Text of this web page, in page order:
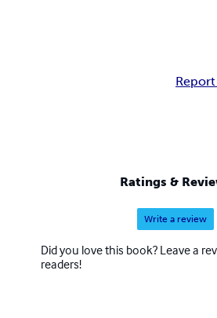
Ratings &
Write a review
Did you love this book? Leave a
readers!